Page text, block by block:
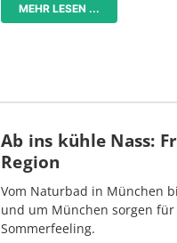
MEHR LESEN ...
Ab ins kühle Nass:
Region
Vom Naturbad in München
und um München sorgen
Sommerfeeling.